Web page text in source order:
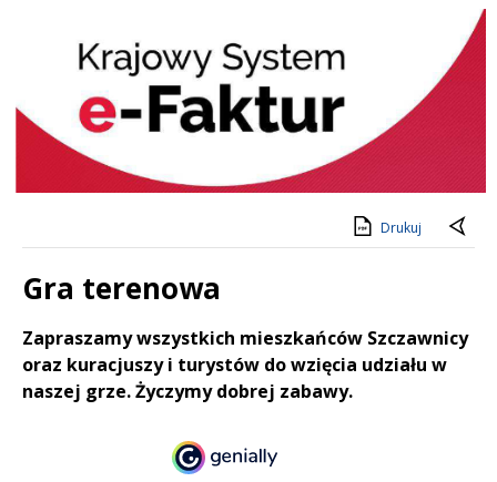
Drukuj
Gra terenowa
Treść
Zapraszamy wszystkich mieszkańców Szczawnicy
oraz kuracjuszy i turystów do wzięcia udziału w
naszej grze. Życzymy dobrej zabawy.